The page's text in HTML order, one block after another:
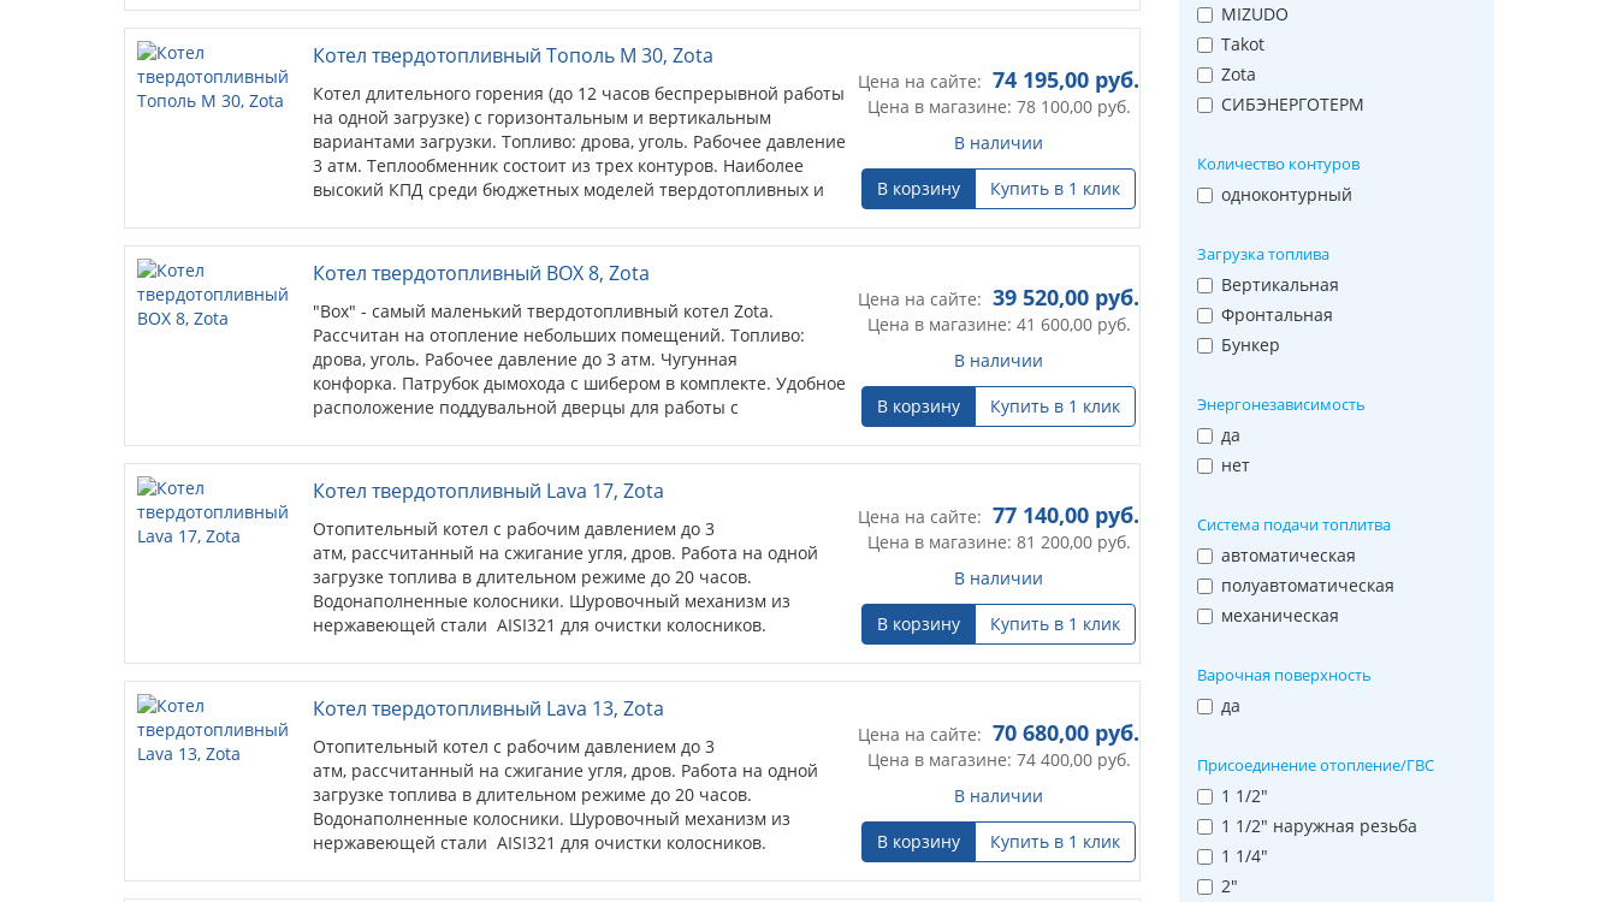
MIZUDO
Takot
Zota
СИБЭНЕРГОТЕРМ
Количество контуров
одноконтурный
Загрузка топлива
Вертикальная
Фронтальная
Бункер
Энергонезависимость
да
нет
Система подачи топлитва
автоматическая
полуавтоматическая
механическая
Варочная поверхность
да
Присоединение отопление/ГВС
1 1/2"
1 1/2" наружная резьба
1 1/4"
2"
возможность установки вентилятора с контроллером
Котел твердотопливный Тополь М 30, Zota
Котел длительного горения (до 12 часов беспрерывной работы
на одной загрузке) с горизонтальным и вертикальным
вариантами загрузки. Топливо: дрова, уголь. Рабочее давление
3 атм. Теплообменник состоит из трех контуров. Наиболее
высокий КПД среди бюджетных моделей твердотопливных и
Цена на сайте: 74 195,00 руб.
Цена в магазине: 78 100,00руб.
В наличии
В корзину
Купить в 1 клик
Котел твердотопливный BOX 8, Zota
"Box" - самый маленький твердотопливный котел Zota.
Рассчитан на отопление небольших помещений. Топливо:
дрова, уголь. Рабочее давление до 3 атм. Чугунная
конфорка. Патрубок дымохода с шибером в комплекте. Удобное
расположение поддувальной дверцы для работы с
Цена на сайте: 39 520,00 руб.
Цена в магазине: 41 600,00руб.
В наличии
В корзину
Купить в 1 клик
Котел твердотопливный Lava 17, Zota
Отопительный котел с рабочим давлением до 3
атм, рассчитанный на сжигание угля, дров. Работа на одной
загрузке топлива в длительном режиме до 20 часов.
Водонаполненные колосники. Шуровочный механизм из
нержавеющей стали AISI321 для очистки колосников.
Цена на сайте: 77 140,00 руб.
Цена в магазине: 81 200,00руб.
В наличии
В корзину
Купить в 1 клик
Котел твердотопливный Lava 13, Zota
Отопительный котел с рабочим давлением до 3
атм, рассчитанный на сжигание угля, дров. Работа на одной
загрузке топлива в длительном режиме до 20 часов.
Водонаполненные колосники. Шуровочный механизм из
нержавеющей стали AISI321 для очистки колосников.
Цена на сайте: 70 680,00 руб.
Цена в магазине: 74 400,00руб.
В наличии
В корзину
Купить в 1 клик